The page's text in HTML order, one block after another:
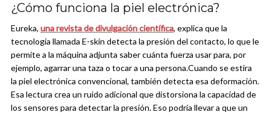
¿Cómo funciona la piel electrónica?
Eureka, una revista de divulgación científica, explica que la
tecnología llamada E-skin detecta la presión del contacto, lo que le
permite a la máquina adjunta saber cuánta fuerza usar para, por
ejemplo, agarrar una taza o tocar a una persona.Cuando se estira
la piel electrónica convencional, también detecta esa deformación.
Esa lectura crea un ruido adicional que distorsiona la capacidad de
los sensores para detectar la presión. Eso podría llevar a que un